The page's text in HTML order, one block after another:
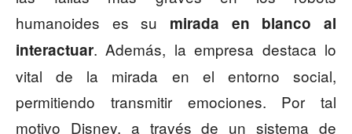
humanoides es su mirada en blanco al
interactuar. Además, la empresa destaca lo
vital de la mirada en el entorno social,
permitiendo transmitir emociones. Por tal
motivo Disney, a través de un sistema de